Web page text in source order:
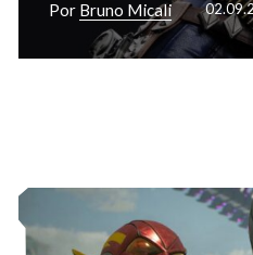
Por Bruno Micali